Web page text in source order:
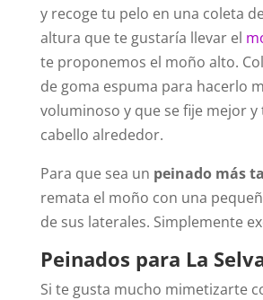
y recoge tu pelo en una coleta
altura que te gustaría llevar el
te proponemos el moño alto.
de goma espuma para hacerlo
voluminoso y que se fije mejor
cabello alrededor.
Para que sea un peinado más
remata el moño con una
de sus laterales. Simplemente
Peinados para La
Si te gusta mucho mimetizarte